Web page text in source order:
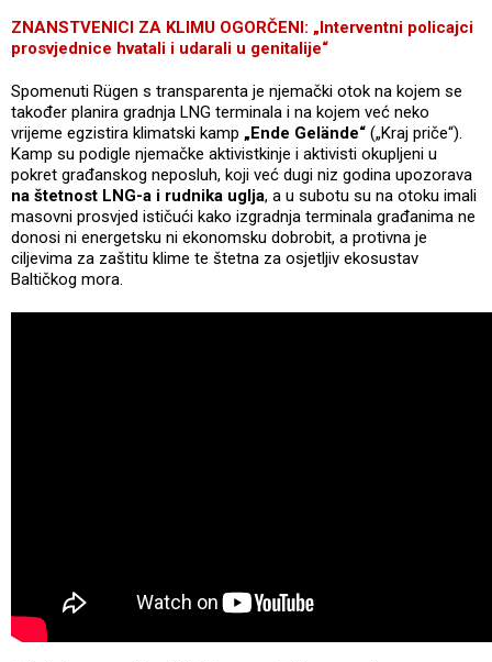
ZNANSTVENICI ZA KLIMU OGORČENI: „Interventni policajci
prosvjednice hvatali i udarali u genitalije“
Spomenuti Rügen s transparenta je njemački otok na kojem se
također planira gradnja LNG terminala i na kojem već neko
vrijeme egzistira klimatski kamp „Ende Gelände“ („Kraj priče“).
Kamp su podigle njemačke aktivistkinje i aktivisti okupljeni u
pokret građanskog neposluh, koji već dugi niz godina upozorava
na štetnost LNG-a i rudnika uglja, a u subotu su na otoku imali
masovni prosvjed ističući kako izgradnja terminala građanima ne
donosi ni energetsku ni ekonomsku dobrobit, a protivna je
ciljevima za zaštitu klime te štetna za osjetljiv ekosustav
Baltičkog mora.